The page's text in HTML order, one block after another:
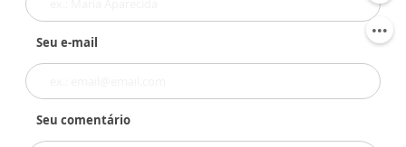
Seu e-mail
Seu comentário